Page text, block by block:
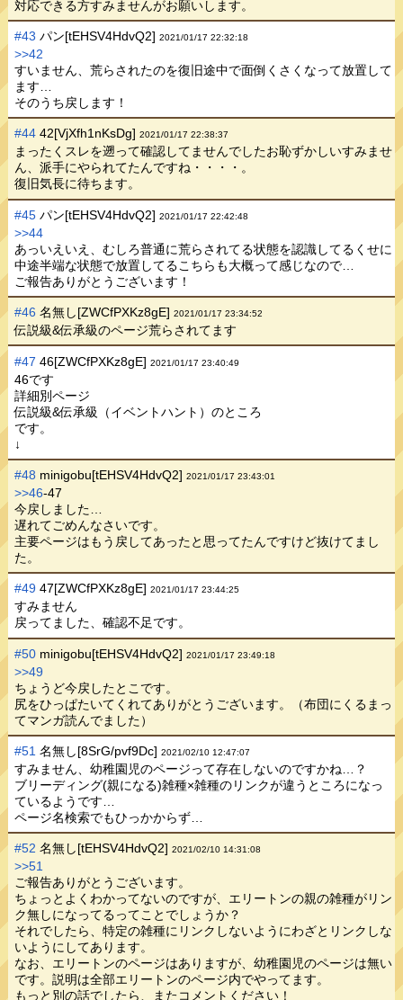
対応できる方すみませんがお願いします。
#43 パン[tEHSV4HdvQ2]2021/01/17 22:32:18
>>42
すいません、荒らされたのを復旧途中で面倒くさくなって放置して
ます…
そのうち戻します！
#44 42[VjXfh1nKsDg]2021/01/17 22:38:37
まったくスレを遡って確認してませんでしたお恥ずかしいすみませ
ん、派手にやられてたんですね・・・・。
復旧気長に待ちます。
#45 パン[tEHSV4HdvQ2]2021/01/17 22:42:48
>>44
あっいえいえ、むしろ普通に荒らされてる状態を認識してるくせに
中途半端な状態で放置してるこちらも大概って感じなので…
ご報告ありがとうございます！
#46 名無し[ZWCfPXKz8gE]2021/01/17 23:34:52
伝説級&伝承級のページ荒らされてます
#47 46[ZWCfPXKz8gE]2021/01/17 23:40:49
46です
詳細別ページ
伝説級&伝承級（イベントハント）のところ
です。
↓
#48 minigobu[tEHSV4HdvQ2]2021/01/17 23:43:01
>>46-47
今戻しました…
遅れてごめんなさいです。
主要ページはもう戻してあったと思ってたんですけど抜けてまし
た。
#49 47[ZWCfPXKz8gE]2021/01/17 23:44:25
すみません
戻ってました、確認不足です。
#50 minigobu[tEHSV4HdvQ2]2021/01/17 23:49:18
>>49
ちょうど今戻したとこです。
尻をひっぱたいてくれてありがとうございます。（布団にくるまっ
てマンガ読んでました）
#51 名無し[8SrG/pvf9Dc]2021/02/10 12:47:07
すみません、幼稚園児のページって存在しないのですかね…？
ブリーディング(親になる)雑種×雑種のリンクが違うところになっ
ているようです…
ページ名検索でもひっかからず…
#52 名無し[tEHSV4HdvQ2]2021/02/10 14:31:08
>>51
ご報告ありがとうございます。
ちょっとよくわかってないのですが、エリートンの親の雑種がリン
ク無しになってるってことでしょうか？
それでしたら、特定の雑種にリンクしないようにわざとリンクしな
いようにしてあります。
なお、エリートンのページはありますが、幼稚園児のページは無い
です。説明は全部エリートンのページ内でやってます。
もっと別の話でしたら、またコメントください！